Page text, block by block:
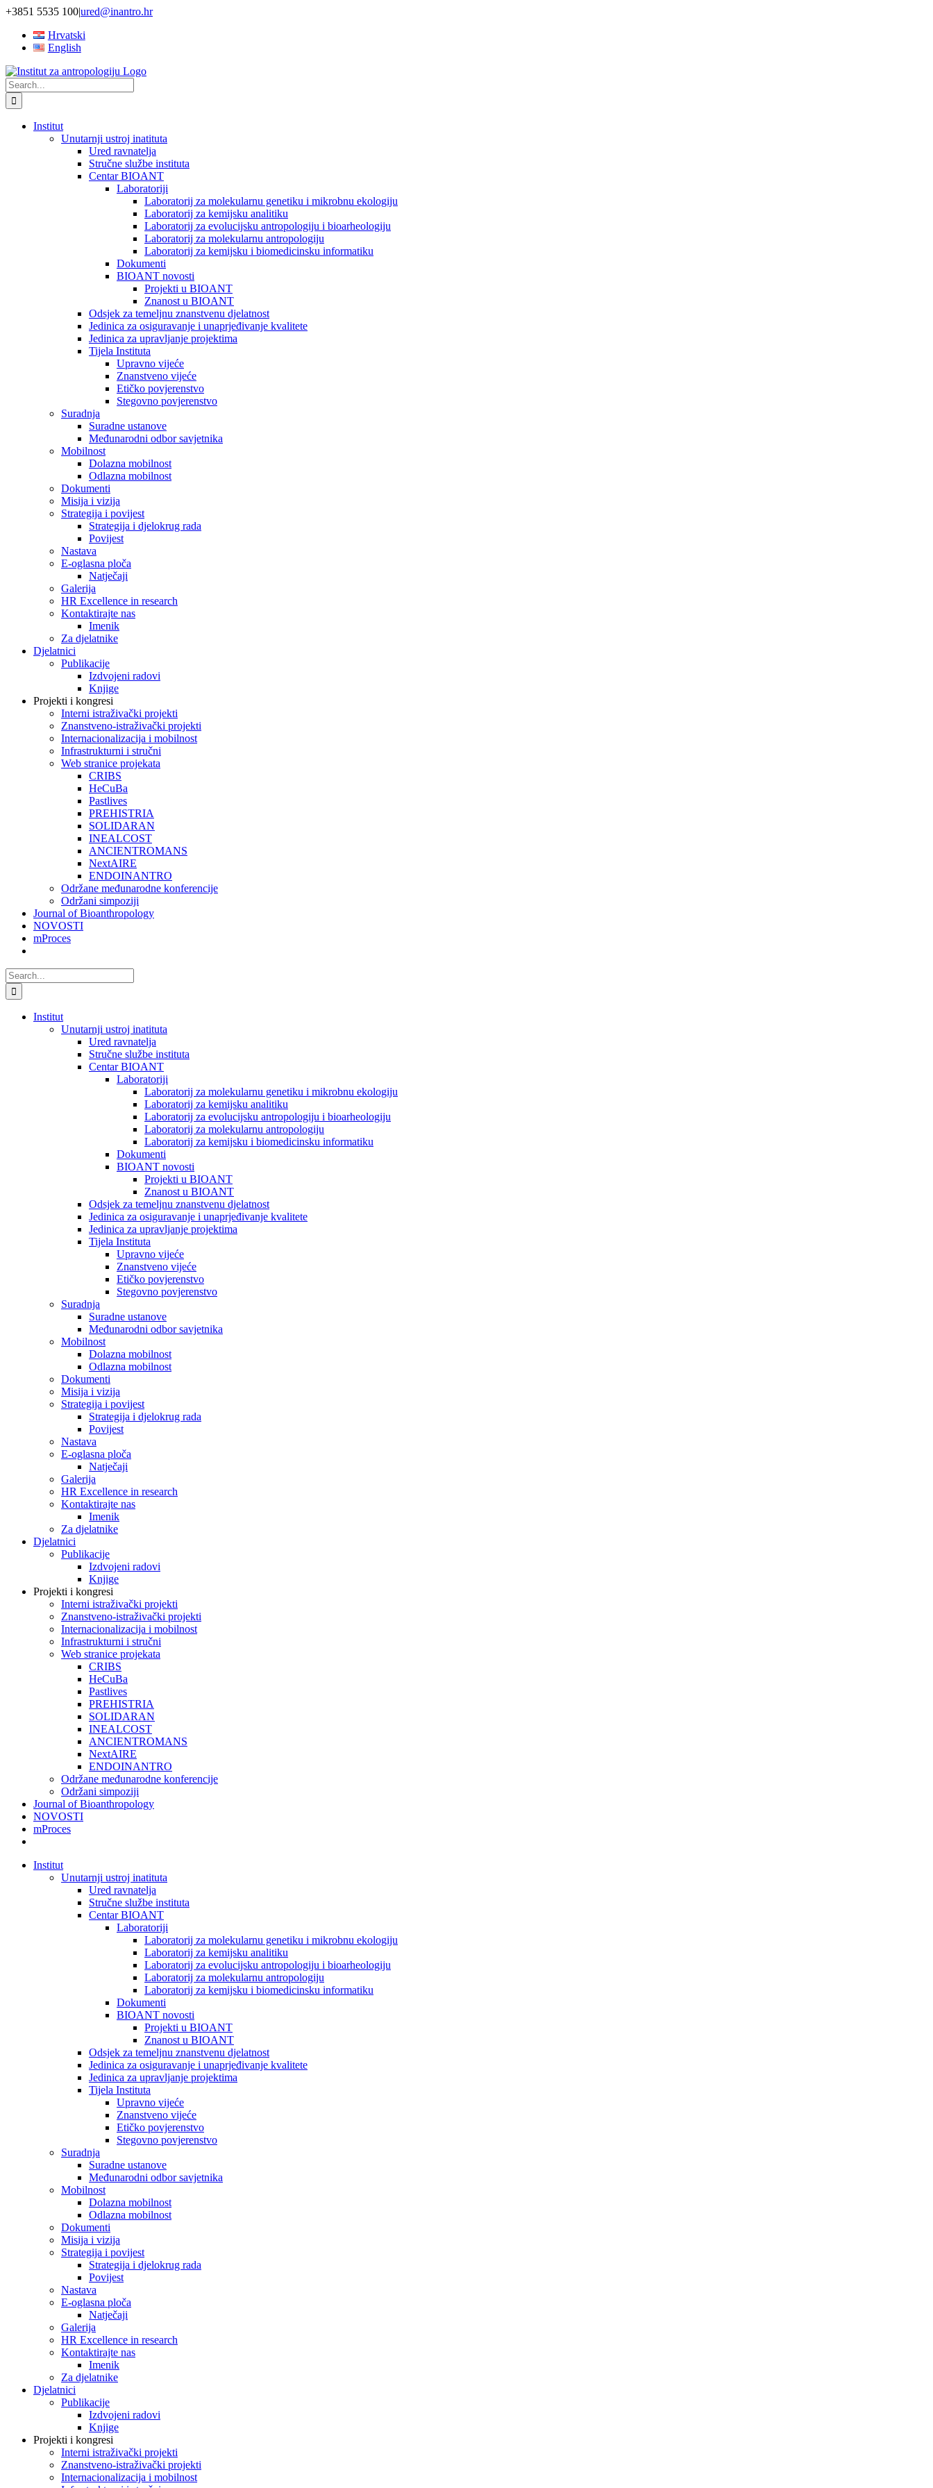
Skip
content
+3851 5535 100|ured@inantro.hr
Hrvatski
English
Search
for:
Institut
Unutarnji ustroj inatituta
Ured ravnatelja
Stručne službe instituta
Centar BIOANT
Laboratoriji
Laboratorij za molekularnu genetiku i mikrobnu ekologiju
Laboratorij za kemijsku analitiku
Laboratorij za evolucijsku antropologiju i bioarheologiju
Laboratorij za molekularnu antropologiju
Laboratorij za kemijsku i biomedicinsku informatiku
Dokumenti
BIOANT novosti
Projekti u BIOANT
Znanost u BIOANT
Odsjek za temeljnu znanstvenu djelatnost
Jedinica za osiguravanje i unaprjeđivanje kvalitete
Jedinica za upravljanje projektima
Tijela Instituta
Upravno vijeće
Znanstveno vijeće
Etičko povjerenstvo
Stegovno povjerenstvo
Suradnja
Suradne ustanove
Međunarodni odbor savjetnika
Mobilnost
Dolazna mobilnost
Odlazna mobilnost
Dokumenti
Misija i vizija
Strategija i povijest
Strategija i djelokrug rada
Povijest
Nastava
E-oglasna ploča
Natječaji
Galerija
HR Excellence in research
Kontaktirajte nas
Imenik
Za djelatnike
Djelatnici
Publikacije
Izdvojeni radovi
Knjige
Projekti i kongresi
Interni istraživački projekti
Znanstveno-istraživački projekti
Internacionalizacija i mobilnost
Infrastrukturni i stručni
Web stranice projekata
CRIBS
HeCuBa
Pastlives
PREHISTRIA
SOLIDARAN
INEALCOST
ANCIENTROMANS
NextAIRE
ENDOINANTRO
Održane međunarodne konferencije
Održani simpoziji
Journal of Bioanthropology
NOVOSTI
mProces
Search
for:
Institut
Unutarnji ustroj inatituta
Ured ravnatelja
Stručne službe instituta
Centar BIOANT
Laboratoriji
Laboratorij za molekularnu genetiku i mikrobnu ekologiju
Laboratorij za kemijsku analitiku
Laboratorij za evolucijsku antropologiju i bioarheologiju
Laboratorij za molekularnu antropologiju
Laboratorij za kemijsku i biomedicinsku informatiku
Dokumenti
BIOANT novosti
Projekti u BIOANT
Znanost u BIOANT
Odsjek za temeljnu znanstvenu djelatnost
Jedinica za osiguravanje i unaprjeđivanje kvalitete
Jedinica za upravljanje projektima
Tijela Instituta
Upravno vijeće
Znanstveno vijeće
Etičko povjerenstvo
Stegovno povjerenstvo
Suradnja
Suradne ustanove
Međunarodni odbor savjetnika
Mobilnost
Dolazna mobilnost
Odlazna mobilnost
Dokumenti
Misija i vizija
Strategija i povijest
Strategija i djelokrug rada
Povijest
Nastava
E-oglasna ploča
Natječaji
Galerija
HR Excellence in research
Kontaktirajte nas
Imenik
Za djelatnike
Djelatnici
Publikacije
Izdvojeni radovi
Knjige
Projekti i kongresi
Interni istraživački projekti
Znanstveno-istraživački projekti
Internacionalizacija i mobilnost
Infrastrukturni i stručni
Web stranice projekata
CRIBS
HeCuBa
Pastlives
PREHISTRIA
SOLIDARAN
INEALCOST
ANCIENTROMANS
NextAIRE
ENDOINANTRO
Održane međunarodne konferencije
Održani simpoziji
Journal of Bioanthropology
NOVOSTI
mProces
Institut
Unutarnji ustroj inatituta
Ured ravnatelja
Stručne službe instituta
Centar BIOANT
Laboratoriji
Laboratorij za molekularnu genetiku i mikrobnu ekologiju
Laboratorij za kemijsku analitiku
Laboratorij za evolucijsku antropologiju i bioarheologiju
Laboratorij za molekularnu antropologiju
Laboratorij za kemijsku i biomedicinsku informatiku
Dokumenti
BIOANT novosti
Projekti u BIOANT
Znanost u BIOANT
Odsjek za temeljnu znanstvenu djelatnost
Jedinica za osiguravanje i unaprjeđivanje kvalitete
Jedinica za upravljanje projektima
Tijela Instituta
Upravno vijeće
Znanstveno vijeće
Etičko povjerenstvo
Stegovno povjerenstvo
Suradnja
Suradne ustanove
Međunarodni odbor savjetnika
Mobilnost
Dolazna mobilnost
Odlazna mobilnost
Dokumenti
Misija i vizija
Strategija i povijest
Strategija i djelokrug rada
Povijest
Nastava
E-oglasna ploča
Natječaji
Galerija
HR Excellence in research
Kontaktirajte nas
Imenik
Za djelatnike
Djelatnici
Publikacije
Izdvojeni radovi
Knjige
Projekti i kongresi
Interni istraživački projekti
Znanstveno-istraživački projekti
Internacionalizacija i mobilnost